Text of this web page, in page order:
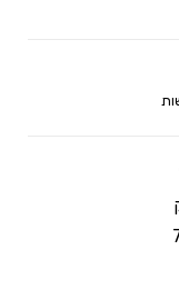
75